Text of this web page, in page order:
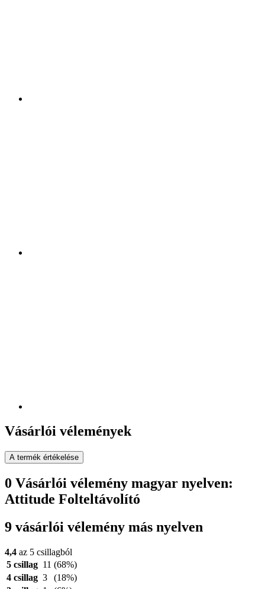
Vásárlói vélemények
A termék értékelése
0 Vásárlói vélemény magyar nyelven:
Attitude Folteltávolító
9 vásárlói vélemény más nyelven
4,4 az 5 csillagból
5 csillag 11 (68%)
4 csillag 3
(18%)